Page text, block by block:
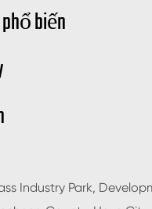
biến
Industry Park,